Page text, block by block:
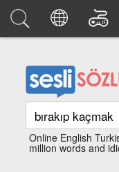
Online English
million words and